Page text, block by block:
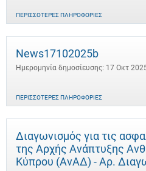
ΠΕΡΙΣΣΌΤΕΡΕΣ ΠΛΗΡΟΦΟΡΊΕΣ
News17102025b
Ημερομηνία δημοσίευσης: 17 Οκτ
ΠΕΡΙΣΣΌΤΕΡΕΣ ΠΛΗΡΟΦΟΡΊΕΣ
Διαγωνισμός για τις
της Αρχής Ανάπτυξης
Κύπρου (ΑνΑΔ) - Αρ.